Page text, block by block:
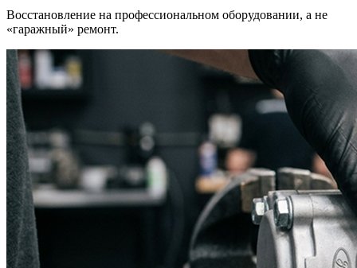
Восстановление на профессиональном оборудовании, а не
«гаражный» ремонт.